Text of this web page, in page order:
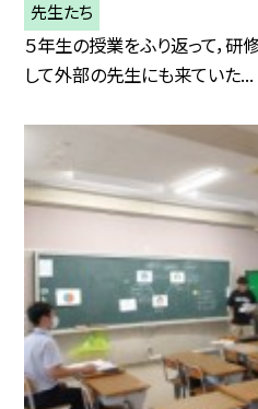
先生たち
５年生の授業をふり返って，研
して外部の先生にも来ていた...